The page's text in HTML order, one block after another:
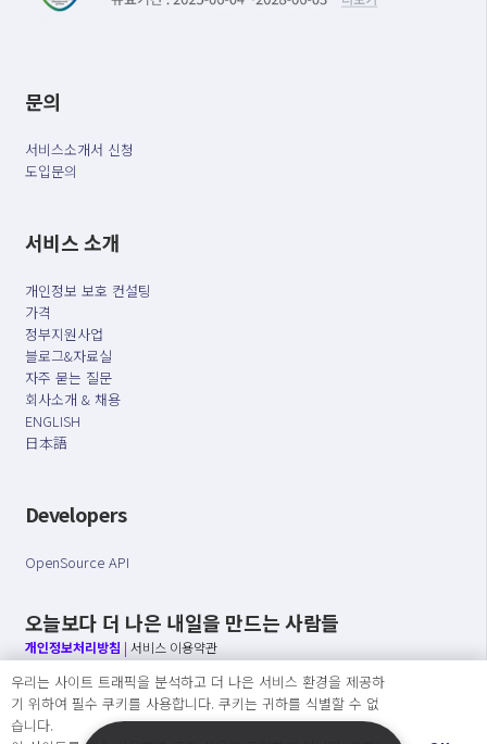
문의
서비스소개서 신청
도입문의
서비스 소개
개인정보 보호 컨설팅
가격
정부지원사업
블로그&자료실
자주 묻는 질문
회사소개 & 채용
ENGLISH
日本語
Developers
OpenSource API
오늘보다 더 나은 내일을 만드는 사람들
개인정보처리방침 | 서비스 이용약관
○ 개인정보보호 컴플라이언스를 선도하겠습니다.
○ 정보주체의 권리를 보장하겠습니다.
○ 기업의 개인정보보호를 위한 효율적 관리를 보장하겠습니다.
우리는 사이트 트래픽을 분석하고 더 나은 서비스 환경을 제공하
기 위하여 필수 쿠키를 사용합니다. 쿠키는 귀하를 식별할 수 없
습니다.